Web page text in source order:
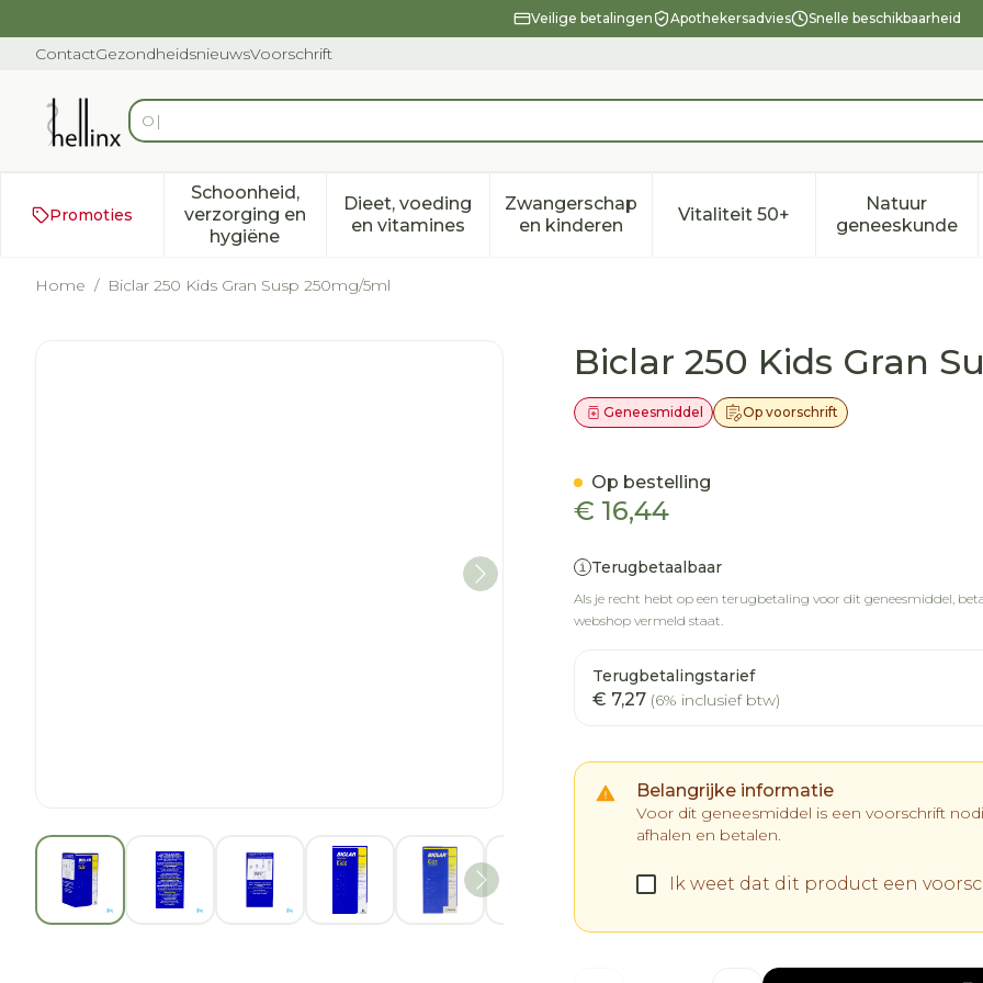
Veilige betalingen Apothekersadvies Snelle beschikbaarheid
ContactGezondheidsnieuwsVoorschrift
Product, merk, categorie...
Ontdek vitam
Promoties
Schoonheid,
verzorging en
hygiëne
Toon submenu voor Schoonheid, verzorging en hygiëne categorie
Dieet, voeding
en vitaminesToon submenu voor Dieet, voeding en vitamines categorie
Zwangerschap
en kinderenToon submenu voor Zwangerschap en
Vitaliteit 50+Toon submenu voor
Natuur
geneeskunde
Toon
Home / Biclar 250 Kids Gran Susp 250mg/5ml
View larger imageView larger imageView larger imageView larger imageView larger imageView larger imageView larger image
Biclar 250 Kids Gran Susp 250mg/5mlBiclar 250 Kids Gran
Op voorschrift
Geneesmiddel
€ 16,44
Terugbetaalbaar
Als je recht hebt op een terugbetaling voor dit geneesmiddel,
webshop vermeld staat.
Terugbetalingstarief
€ 7,27 (6% inclusief btw)
Belangrijke informatie
Voor dit geneesmiddel is een voorschrift
afhalen en betalen.
Ik weet dat dit product een
Op bestelling